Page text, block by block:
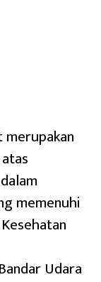
merupakan
memenuhi
Udara